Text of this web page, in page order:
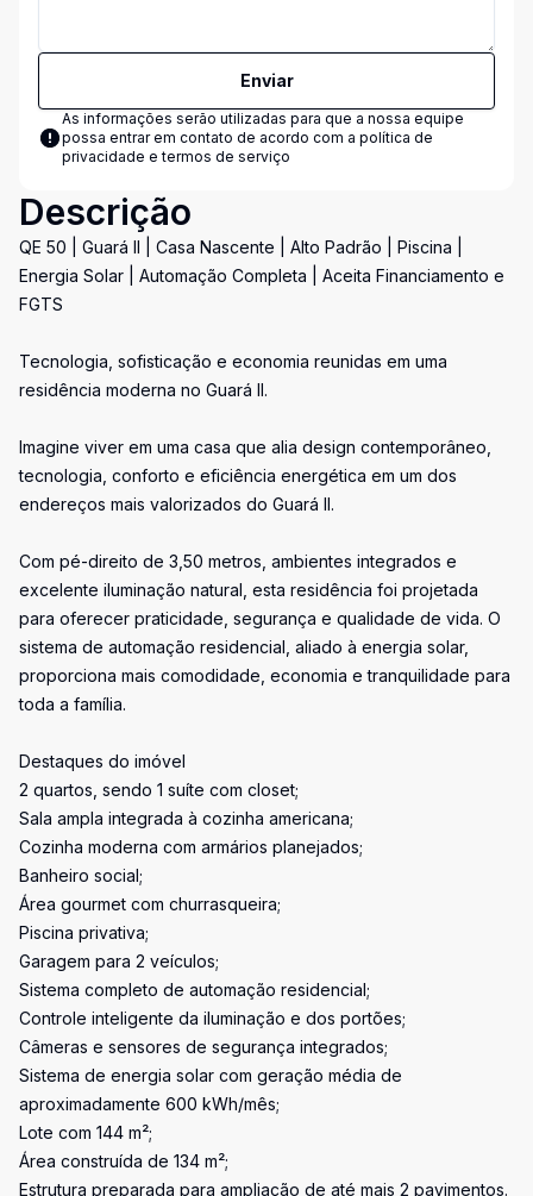
Enviar
As informações serão utilizadas para que a nossa equipe
possa entrar em contato de acordo com a política de
privacidade e termos de serviço
Descrição
QE 50 | Guará II | Casa Nascente | Alto Padrão | Piscina |
Energia Solar | Automação Completa | Aceita Financiamento e
FGTS
Tecnologia, sofisticação e economia reunidas em uma
residência moderna no Guará II.
Imagine viver em uma casa que alia design contemporâneo,
tecnologia, conforto e eficiência energética em um dos
endereços mais valorizados do Guará II.
Com pé-direito de 3,50 metros, ambientes integrados e
excelente iluminação natural, esta residência foi projetada
para oferecer praticidade, segurança e qualidade de vida. O
sistema de automação residencial, aliado à energia solar,
proporciona mais comodidade, economia e tranquilidade para
toda a família.
Destaques do imóvel
2 quartos, sendo 1 suíte com closet;
Sala ampla integrada à cozinha americana;
Cozinha moderna com armários planejados;
Banheiro social;
Área gourmet com churrasqueira;
Piscina privativa;
Garagem para 2 veículos;
Sistema completo de automação residencial;
Controle inteligente da iluminação e dos portões;
Câmeras e sensores de segurança integrados;
Sistema de energia solar com geração média de
aproximadamente 600 kWh/mês;
Lote com 144 m²;
Área construída de 134 m²;
Estrutura preparada para ampliação de até mais 2 pavimentos.